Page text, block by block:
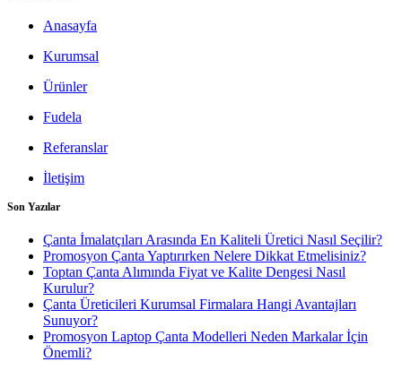
Anasayfa
Kurumsal
Ürünler
Fudela
Referanslar
İletişim
Son Yazılar
Çanta İmalatçıları Arasında En Kaliteli Üretici Nasıl Seçilir?
Promosyon Çanta Yaptırırken Nelere Dikkat Etmelisiniz?
Toptan Çanta Alımında Fiyat ve Kalite Dengesi Nasıl
Kurulur?
Çanta Üreticileri Kurumsal Firmalara Hangi Avantajları
Sunuyor?
Promosyon Laptop Çanta Modelleri Neden Markalar İçin
Önemli?